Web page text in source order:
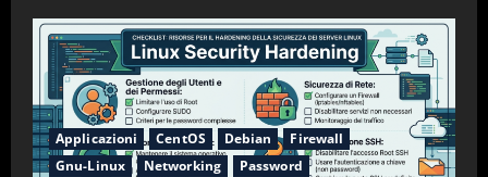
Applicazioni CentOS Debian
Firewall
Gnu-Linux
Networking
Password